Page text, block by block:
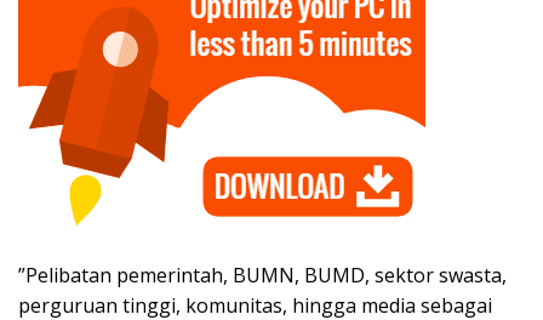
​”Pelibatan pemerintah, BUMN, BUMD, sektor swasta,
perguruan tinggi, komunitas, hingga media sebagai